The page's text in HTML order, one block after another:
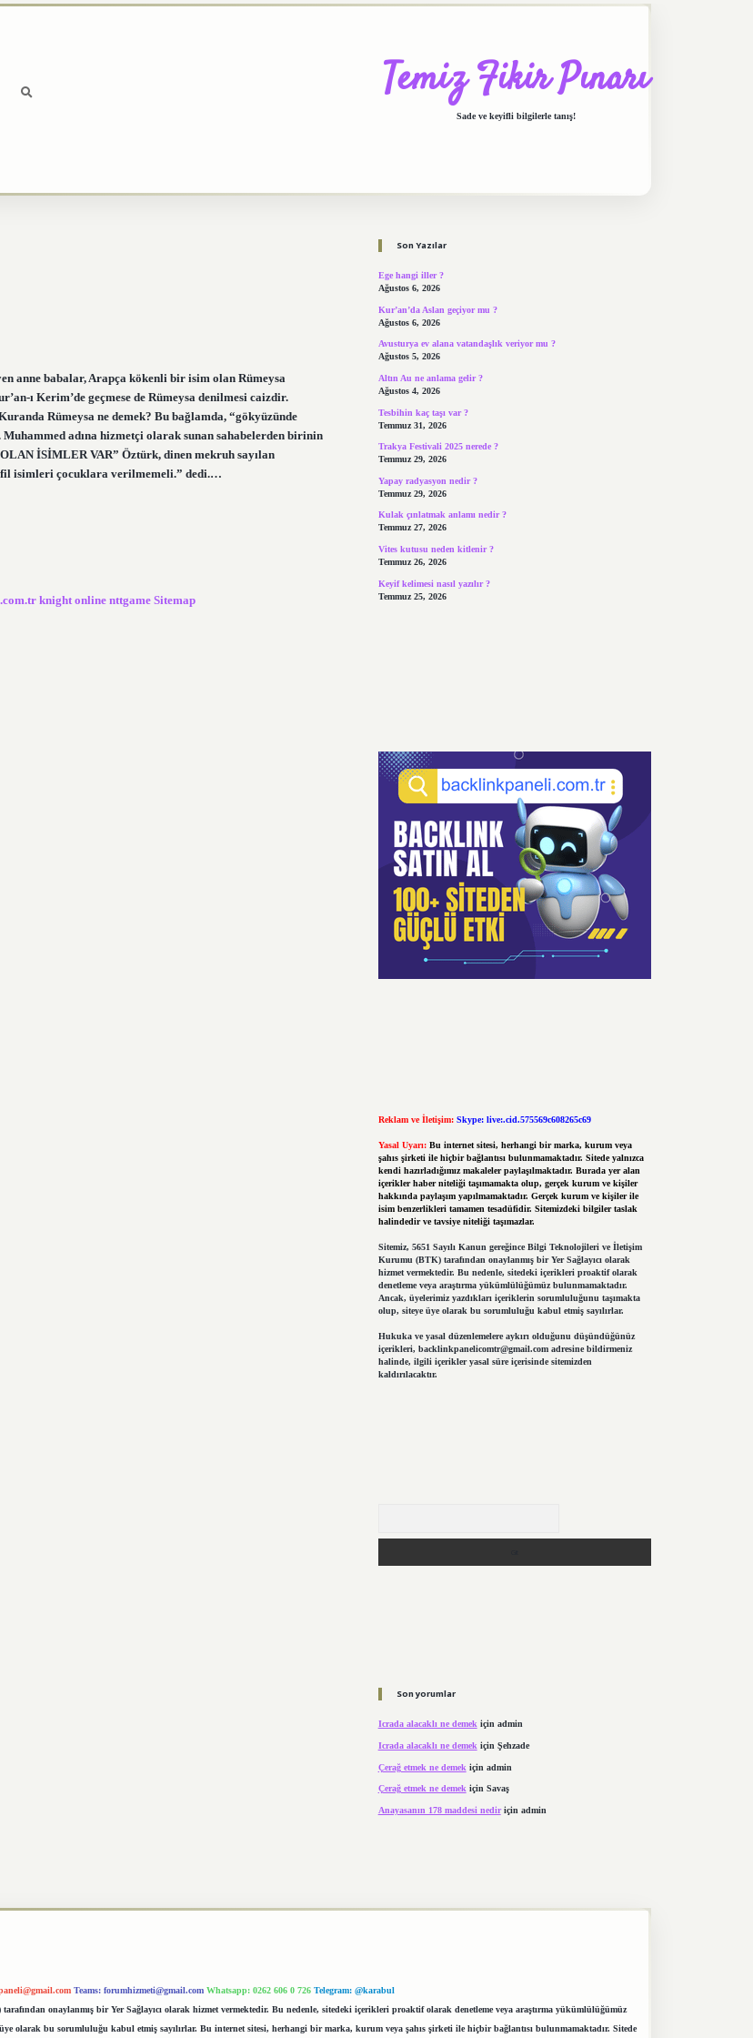
Temiz Fikir Pınarı
Sade ve keyifli bilgilerle tanış!
anne babalar, Arapça kökenli bir isim olan Rümeysa
ı Kerim’de geçmese de Rümeysa denilmesi caizdir.
Rümeysa ne demek? Bu bağlamda, “gökyüzünde
adına hizmetçi olarak sunan sahabelerden birinin
İSİMLER VAR” Öztürk, dinen mekruh sayılan
isimleri çocuklara verilmemeli.” dedi.…
knight online nttgame Sitemap
Son Yazılar
Ege hangi iller ?
Ağustos 6, 2026
Kur’an’da Aslan geçiyor mu ?
Ağustos 6, 2026
Avusturya ev alana vatandaşlık veriyor mu ?
Ağustos 5, 2026
Altın Au ne anlama gelir ?
Ağustos 4, 2026
Tesbihin kaç taşı var ?
Temmuz 31, 2026
Trakya Festivali 2025 nerede ?
Temmuz 29, 2026
Yapay radyasyon nedir ?
Temmuz 29, 2026
Kulak çınlatmak anlamı nedir ?
Temmuz 27, 2026
Vites kutusu neden kitlenir ?
Temmuz 26, 2026
Keyif kelimesi nasıl yazılır ?
Temmuz 25, 2026
Reklam ve İletişim: Skype: live:.cid.575569c608265c69
Yasal Uyarı: Bu internet sitesi, herhangi bir marka, kurum veya
şahıs şirketi ile hiçbir bağlantısı bulunmamaktadır. Sitede yalnızca
kendi hazırladığımız makaleler paylaşılmaktadır. Burada yer alan
içerikler haber niteliği taşımamakta olup, gerçek kurum ve kişiler
hakkında paylaşım yapılmamaktadır. Gerçek kurum ve kişiler ile
isim benzerlikleri tamamen tesadüfidir. Sitemizdeki bilgiler taslak
halindedir ve tavsiye niteliği taşımazlar.
Sitemiz, 5651 Sayılı Kanun gereğince Bilgi Teknolojileri ve İletişim
Kurumu (BTK) tarafından onaylanmış bir Yer Sağlayıcı olarak
hizmet vermektedir. Bu nedenle, sitedeki içerikleri proaktif olarak
denetleme veya araştırma yükümlülüğümüz bulunmamaktadır.
Ancak, üyelerimiz yazdıkları içeriklerin sorumluluğunu taşımakta
olup, siteye üye olarak bu sorumluluğu kabul etmiş sayılırlar.
Hukuka ve yasal düzenlemelere aykırı olduğunu düşündüğünüz
içerikleri, backlinkpanelicomtr@gmail.comadresine bildirmeniz
halinde, ilgili içerikler yasal süre içerisinde sitemizden
kaldırılacaktır.
Son yorumlar
Icrada alacaklı ne demekiçin admin
Icrada alacaklı ne demek için Şehzade
Çerağ etmek ne demek için admin
Çerağ etmek ne demek için Savaş
Anayasanın 178 maddesi nediriçin admin
Teams: forumhizmeti@gmail.com Whatsapp: 0262 606 0 726 Telegram: @karabul
onaylanmış bir Yer Sağlayıcı olarak hizmet vermektedir. Bu nedenle, sitedeki içerikleri proaktif olarak denetleme veya araştırma yükümlülüğümüz
olarak bu sorumluluğu kabul etmiş sayılırlar. Bu internet sitesi, herhangi bir marka, kurum veya şahıs şirketi ile hiçbir bağlantısı bulunmamaktadır. Sitede